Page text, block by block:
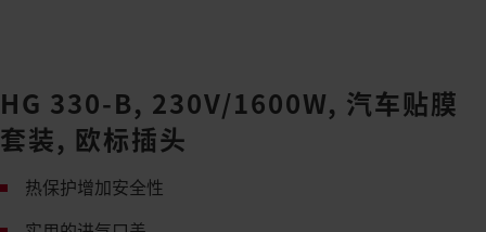
HG 330-B, 230V/1600W, 汽车贴膜
套装, 欧标插头
热保护增加安全性